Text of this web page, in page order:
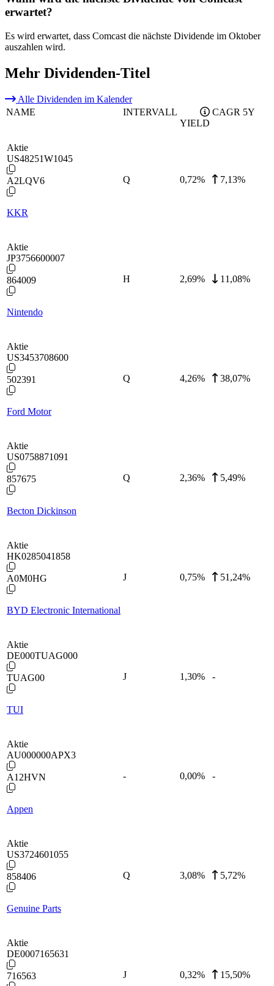
erwartet?
Es wird erwartet, dass Comcast die nächste Dividende im Oktober
auszahlen wird.
Mehr Dividenden-Titel
Alle Dividenden im Kalender
NAME
INTERVALL
YIELD
CAGR 5Y
Aktie
US48251W1045
A2LQV6
KKR
Q 0,72% 7,13%
Aktie
JP3756600007
864009
Nintendo
H 2,69% 11,08%
Aktie
US3453708600
502391
Ford Motor
Q 4,26% 38,07%
Aktie
US0758871091
857675
Becton Dickinson
Q 2,36% 5,49%
Aktie
HK0285041858
A0M0HG
BYD Electronic International
J 0,75% 51,24%
Aktie
DE000TUAG000
TUAG00
TUI
J 1,30% -
Aktie
AU000000APX3
A12HVN
Appen
- 0,00% -
Aktie
US3724601055
858406
Genuine Parts
Q 3,08% 5,72%
Aktie
DE0007165631
716563 J 0,32% 15,50%